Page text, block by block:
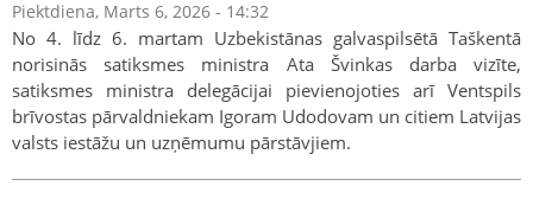
Piektdiena, Marts 6, 2026 - 14:32
No 4. līdz 6. martam Uzbekistānas galvaspilsētā Taškentā
norisinās satiksmes ministra Ata Švinkas darba vizīte,
satiksmes ministra delegācijai pievienojoties arī Ventspils
brīvostas pārvaldniekam Igoram Udodovam un citiem Latvijas
valsts iestāžu un uzņēmumu pārstāvjiem.